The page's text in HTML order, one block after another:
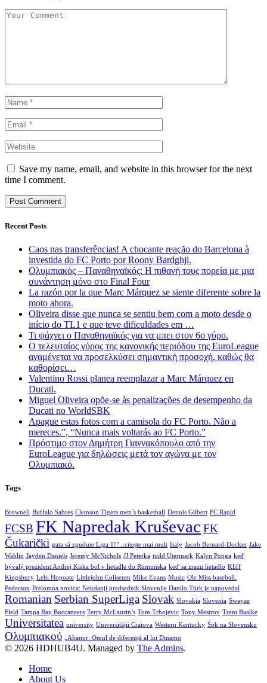
Save my name, email, and website in this browser for the next
time I comment.
Recent Posts
Caos nas transferências! A chocante reação do Barcelona à
investida do FC Porto por Roony Bardghji.
Ολυμπιακός – Παναθηναϊκός: Η πιθανή τους πορεία με μια
συνάντηση μόνο στο Final Four
La razón por la que Marc Márquez se siente diferente sobre la
moto ahora.
Oliveira disse que nunca se sentiu bem com a moto desde o
início do TL1 e que teve dificuldades em …
Τι ψάχνει ο Παναθηναϊκός για να μπει στον 6ο γύρο.
Ο τελευταίος γύρος της κανονικής περιόδου της EuroLeague
αναμένεται να προσελκύσει σημαντική προσοχή, καθώς θα
καθορίσει…
Valentino Rossi planea reemplazar a Marc Márquez en
Ducati.
Miguel Oliveira opõe-se às penalizações de desempenho da
Ducati no WorldSBK
Apague estas fotos com a camisola do FC Porto. Não a
mereces.”, “Nunca mais voltarás ao FC Porto.”
Πρόστιμο στον Δημήτρη Γιαννακόπουλο από την
EuroLeague για δηλώσεις μετά τον αγώνα με τον
Ολυμπιακό.
Tags
Brownell Buffalo Sabres Clemson Tigers men’s basketball Dennis Gilbert FC Rapid
FCSB FK Napredak Kruševac FK
Čukarički gata să zguduie Liga 1!”...citește mai mult Italy Jacob Bernard-Docker Jake
Wahlin Jayden Daniels Jeremy McNichols JJ Peterka judd Utermark Kalyn Ponga keď
bývalý prezident Andrej Kiska bol v lietadle do Rumunska keď sa zrazu lietadlo Kliff
Kingsbury Lehi Hopoate Littlejohn Coliseum Mike Evans Music Ole Miss baseball.
Pederson Prelomna novica: Nekdanji predsednik Slovenije Danilo Türk je napovedal
Romanian Serbian SuperLiga Slovak Slovakia Slovenia Swayze
Field Tampa Bay Buccaneers Terry McLaurin’s Tom Trbojevic Tony Mestrov Trent Baalke
Universitatea university Universității Craiova Western Kentucky Šok na Slovensku
Ολυμπιακού „Ahanor: Omul de diferență al lui Dinamo
© 2026 HDHUB4U. Managed by The Admins.
Home
About Us